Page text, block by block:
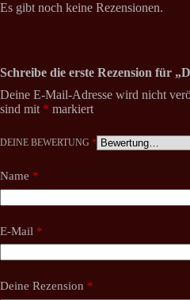
Es gibt noch keine Rezensionen.
Schreibe die erste Rezension für
Deine E-Mail-Adresse wird nicht
sind mit * markiert
DEINE BEWERTUNG *
Name *
E-Mail *
Deine Rezension *